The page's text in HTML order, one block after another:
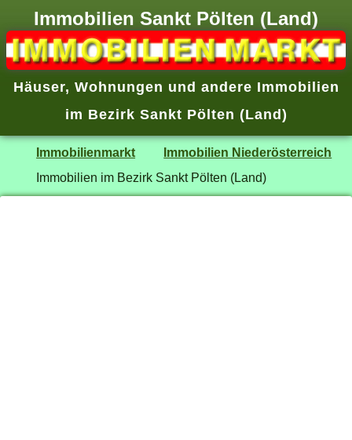
Immobilien Sankt Pölten (Land)
Häuser, Wohnungen und andere Immobilien
im Bezirk Sankt Pölten (Land)
Immobilienmarkt
Immobilien Niederösterreich
Immobilien im Bezirk Sankt Pölten (Land)